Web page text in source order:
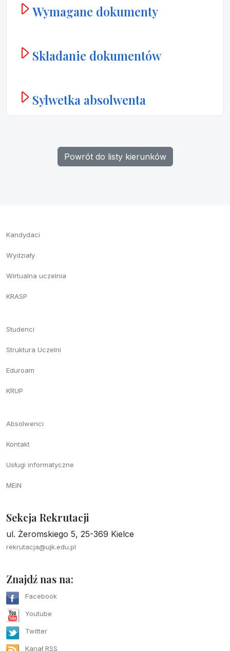
Wymagane dokumenty
Składanie dokumentów
Sylwetka absolwenta
Powrót do listy kierunków
Kandydaci
Wydziały
Wirtualna uczelnia
KRASP
Studenci
Struktura Uczelni
Eduroam
KRUP
Absolwenci
Kontakt
Usługi informatyczne
MEiN
Sekcja Rekrutacji
ul. Żeromskiego 5, 25-369 Kielce
rekrutacja@ujk.edu.pl
Znajdź nas na:
Facebook
Youtube
Twitter
Kanał RSS